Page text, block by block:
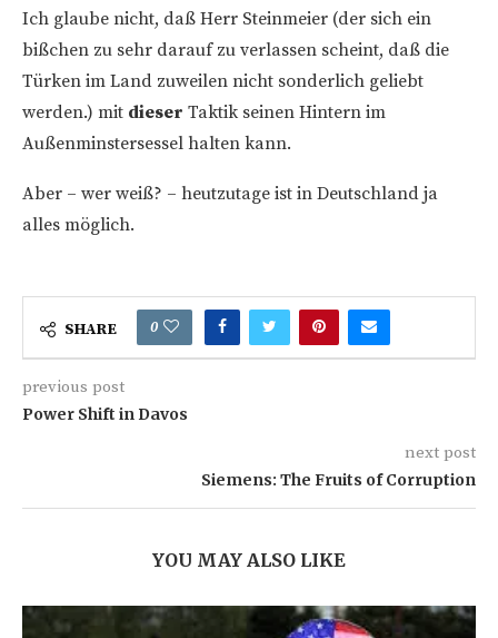
Ich glaube nicht, daß Herr Steinmeier (der sich ein
bißchen zu sehr darauf zu verlassen scheint, daß die
Türken im Land zuweilen nicht sonderlich geliebt
werden.) mit dieser Taktik seinen Hintern im
Außenminstersessel halten kann.
Aber – wer weiß? – heutzutage ist in Deutschland ja
alles möglich.
SHARE 0
previous post
Power Shift in Davos
next post
Siemens: The Fruits of Corruption
YOU MAY ALSO LIKE